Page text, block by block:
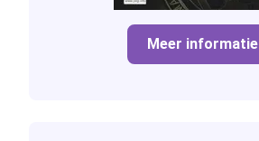
Meer informatie